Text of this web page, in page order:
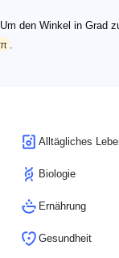
Um den Winkel in Grad
π
Alltägliches
Biologie
Ernährung
Gesundheit